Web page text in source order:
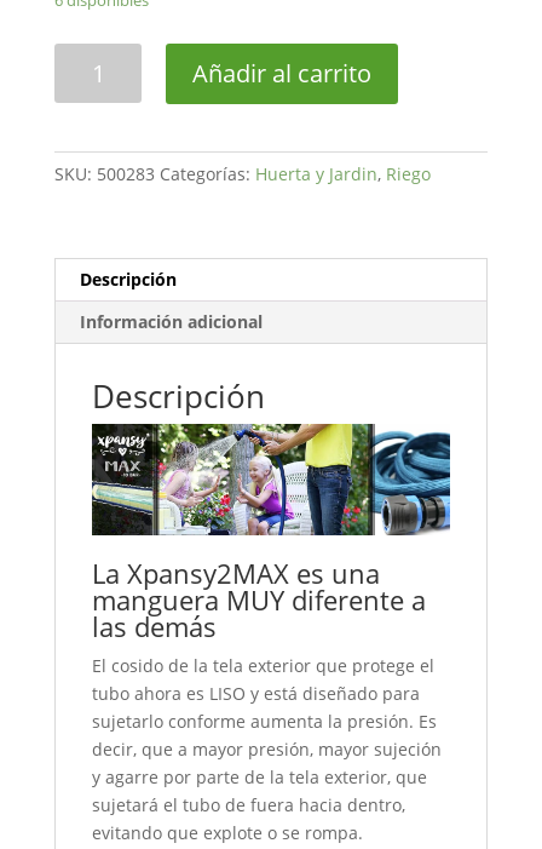
extensible
10m
Añadir al carrito
SKU: 500283 Categorías: Huerta y Jardin, Riego
Descripción
Información adicional
Descripción
La Xpansy2MAX es una
manguera MUY diferente a
las demás
El cosido de la tela exterior que protege el
tubo ahora es LISO y está diseñado para
sujetarlo conforme aumenta la presión. Es
decir, que a mayor presión, mayor sujeción
y agarre por parte de la tela exterior, que
sujetará el tubo de fuera hacia dentro,
evitando que explote o se rompa.